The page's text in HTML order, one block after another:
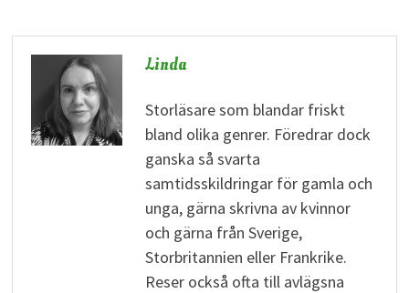
Linda
Storläsare som blandar friskt
bland olika genrer. Föredrar dock
ganska så svarta
samtidsskildringar för gamla och
unga, gärna skrivna av kvinnor
och gärna från Sverige,
Storbritannien eller Frankrike.
Reser också ofta till avlägsna